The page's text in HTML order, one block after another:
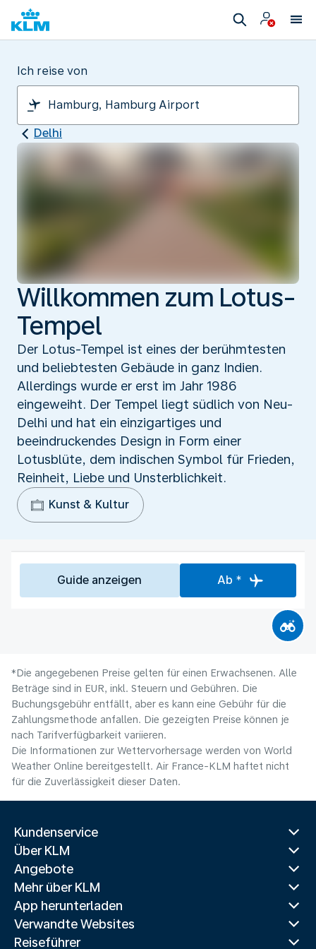
Ich reise von
Delhi
Willkommen zum Lotus-
Tempel
Der Lotus-Tempel ist eines der berühmtesten
und beliebtesten Gebäude in ganz Indien.
Allerdings wurde er erst im Jahr 1986
eingeweiht. Der Tempel liegt südlich von Neu-
Delhi und hat ein einzigartiges und
beeindruckendes Design in Form einer
Lotusblüte, dem indischen Symbol für Frieden,
Reinheit, Liebe und Unsterblichkeit.
Kunst & Kultur
Guide anzeigen Ab *
*Die angegebenen Preise gelten für einen Erwachsenen. Alle
Beträge sind in EUR, inkl. Steuern und Gebühren. Die
Buchungsgebühr entfällt, aber es kann eine Gebühr für die
Zahlungsmethode anfallen. Die gezeigten Preise können je
nach Tarifverfügbarkeit variieren.
Die Informationen zur Wettervorhersage werden von World
Weather Online bereitgestellt. Air France-KLM haftet nicht
für die Zuverlässigkeit dieser Daten.
Kundenservice
Über KLM
Angebote
Mehr über KLM
App herunterladen
Verwandte Websites
Reiseführer